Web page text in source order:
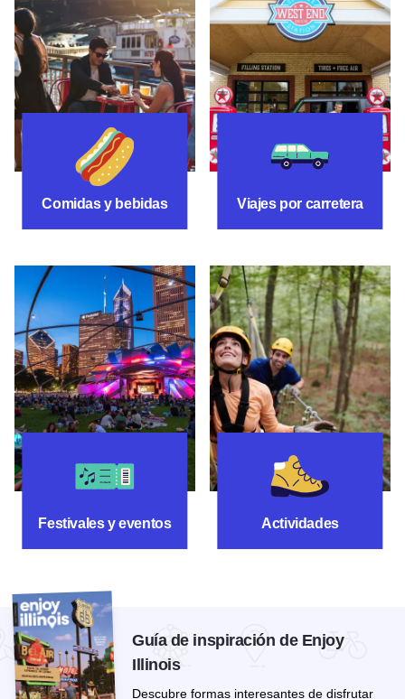
Comidas y bebidas
Comidas y bebidas
Viajes por carretera
Itinerarios de
Festivales y eventos
Festivales y eventos
Actividades
Guía de inspiración de Enjoy
Illinois
Descubre formas interesantes de disfrutar